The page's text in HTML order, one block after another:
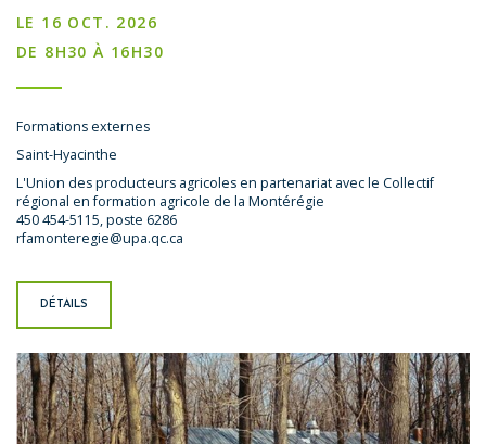
LE 16 OCT. 2026
DE 8H30 À 16H30
Formations externes
Saint-Hyacinthe
L'Union des producteurs agricoles en partenariat avec le Collectif
régional en formation agricole de la Montérégie
450 454-5115, poste 6286
rfamonteregie@upa.qc.ca
DÉTAILS